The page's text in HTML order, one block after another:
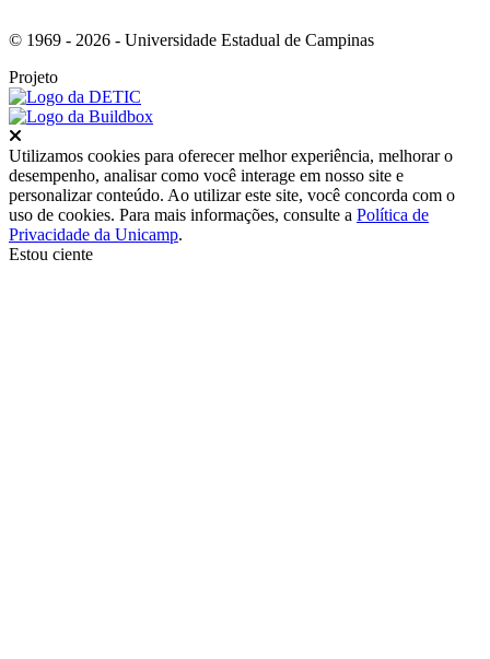
© 1969 - 2026 - Universidade Estadual de Campinas
Projeto
Utilizamos cookies para oferecer melhor experiência, melhorar o
desempenho, analisar como você interage em nosso site e
personalizar conteúdo. Ao utilizar este site, você concorda com o
uso de cookies. Para mais informações, consulte a Política de
Privacidade da Unicamp.
Estou ciente